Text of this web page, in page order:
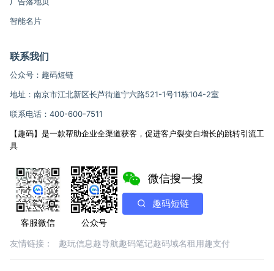
智能名片
联系我们
公众号：趣码短链
地址：南京市江北新区长芦街道宁六路521-1号11栋104-2室
联系电话：400-600-7511
【趣码】是一款帮助企业全渠道获客，促进客户裂变自增长的跳转引流工
具
客服微信 公众号
微信搜一搜
趣码短链
友情链接： 趣玩信息趣导航趣码笔记趣码域名租用趣支付